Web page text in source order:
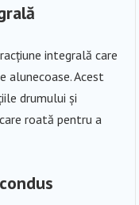
integrală care
alunecoase. Acest
drumului și
roată pentru a